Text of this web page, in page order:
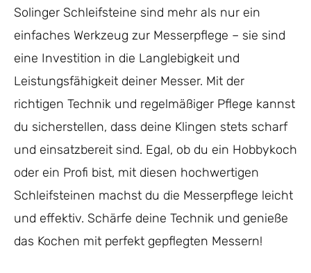
Solinger Schleifsteine sind mehr als nur ein
einfaches Werkzeug zur Messerpflege – sie sind
eine Investition in die Langlebigkeit und
Leistungsfähigkeit deiner Messer. Mit der
richtigen Technik und regelmäßiger Pflege kannst
du sicherstellen, dass deine Klingen stets scharf
und einsatzbereit sind. Egal, ob du ein Hobbykoch
oder ein Profi bist, mit diesen hochwertigen
Schleifsteinen machst du die Messerpflege leicht
und effektiv. Schärfe deine Technik und genieße
das Kochen mit perfekt gepflegten Messern!